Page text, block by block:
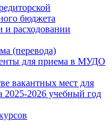
бюджета
и расходовании
(перевода)
для приема в МУДО
вакантных мест для
2025-2026 учебный год